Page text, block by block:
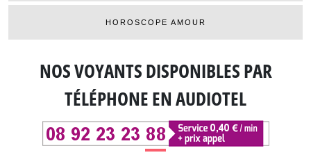
HOROSCOPE AMOUR
NOS VOYANTS DISPONIBLESPAR
TÉLÉPHONE EN AUDIOTEL